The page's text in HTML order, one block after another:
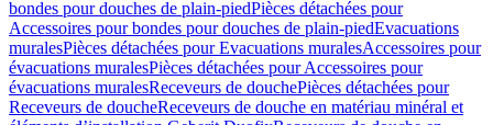
bondes pour douches de plain-piedPièces détachées pour
Accessoires pour bondes pour douches de plain-piedEvacuations
muralesPièces détachées pour Evacuations muralesAccessoires pour
évacuations muralesPièces détachées pour Accessoires pour
évacuations muralesReceveurs de douchePièces détachées pour
Receveurs de doucheReceveurs de douche en matériau minéral et